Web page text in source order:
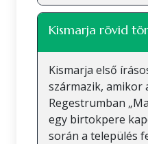
Kismarja rövid
Kismarja első
származik, amikor
Regestrumban
egy birtokpere
során a település